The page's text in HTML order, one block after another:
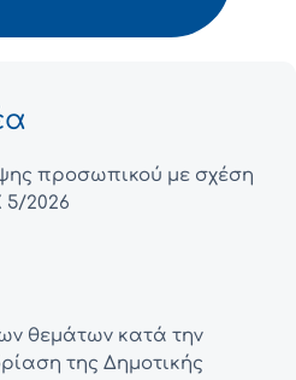
προσωπικού με σχέση
5/2026
θεμάτων κατά την
της Δημοτικής